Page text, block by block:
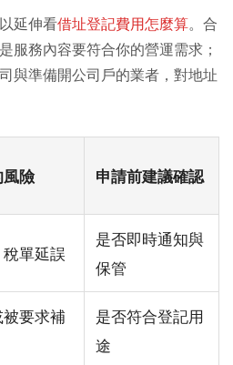
延伸看借址登記費用怎麼算。合
服務內容要符合你的營運需求；
與準備開公司戶的業者，對地址
險 申請前建議確認
單延誤
是否即時通知與
保管
要求補
是否符合登記用
途